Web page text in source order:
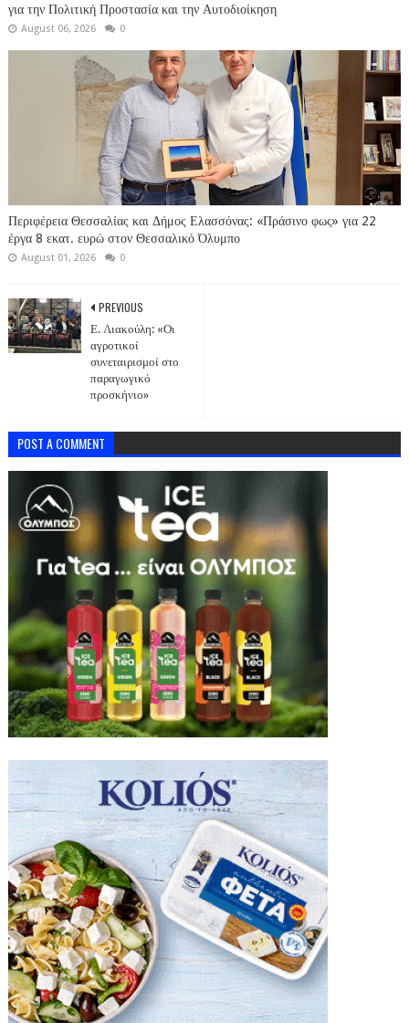
για την Πολιτική Προστασία και την Αυτοδιοίκηση
August 06, 2026 0
Περιφέρεια Θεσσαλίας και Δήμος Ελασσόνας: «Πράσινο φως» για 22
έργα 8 εκατ. ευρώ στον Θεσσαλικό Όλυμπο
August 01, 2026 0
PREVIOUS
Ε. Λιακούλη: «Οι
αγροτικοί
συνεταιρισμοί στο
παραγωγικό
προσκήνιο»
POST A COMMENT